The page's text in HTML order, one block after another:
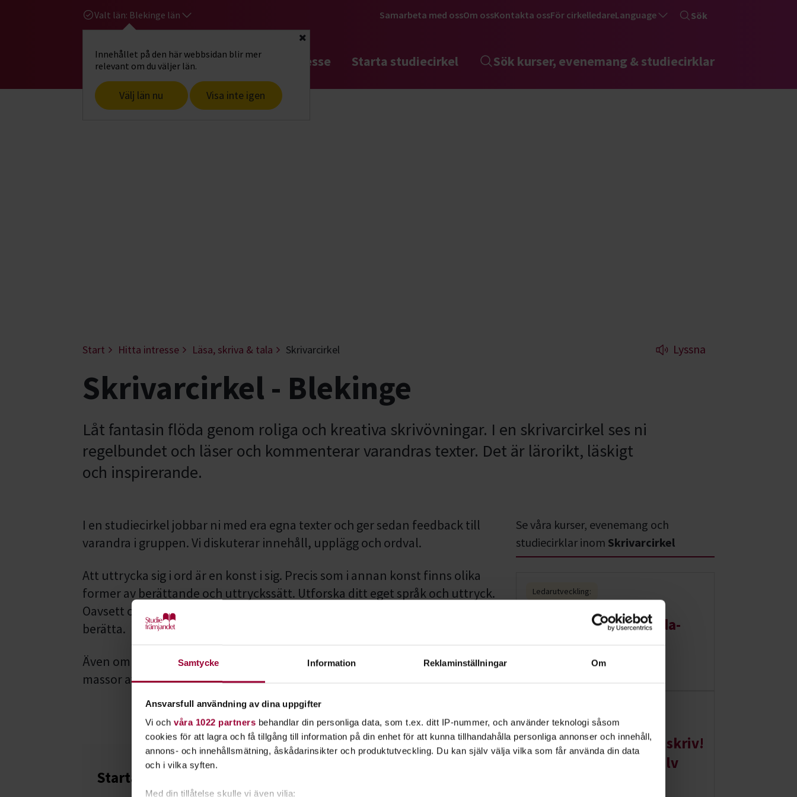
Samtycke Information Reklaminställningar Om
Ansvarsfull användning av dina uppgifter
Vi och våra 1022 partners behandlar din personliga data, som t.ex. ditt IP-nummer, och använder teknologi såsom
cookies för att lagra och få tillgång till information på din enhet för att kunna tillhandahålla personliga annonser och innehåll,
annons- och innehållsmätning, åskådarinsikter och produktutveckling. Du kan själv välja vilka som får använda din data
och i vilka syften.
Med din tillåtelse skulle vi även vilja:
Valt län: Blekinge län
Innehållet på den här webbsidan blir mer
relevant om du väljer län.
Välj län nu Visa inte igen
Stäng
Samarbeta med ossOm ossKontakta ossFör cirkelledareLanguage Sök
Gå till studiefrämjandets startsidaHitta intresse Starta studiecirkel Sök kurser, evenemang & studiecirklar
Start Hitta intresse Läsa, skriva & tala Skrivarcirkel Lyssna
Skrivarcirkel - Blekinge
Låt fantasin flöda genom roliga och kreativa skrivövningar. I en skrivarcirkel ses ni
regelbundet och läser och kommenterar varandras texter. Det är lärorikt, läskigt
och inspirerande.
I en studiecirkel jobbar ni med era egna texter och ger sedan feedback till
varandra i gruppen. Vi diskuterar innehåll, upplägg och ordval.
Att uttrycka sig i ord är en konst i sig. Precis som i annan konst finns olika
former av berättande och uttryckssätt. Utforska ditt eget språk och uttryck.
Oavsett om det gäller fiktion eller biografi tror vi att alla en historia att
berätta.
Även om du skrivit mycket tidigare, ger våra kurser och studiecirklar dig
massor av ny kreativ energi.
Starta en studiecirkel!
Se våra kurser, evenemang och
studiecirklar inom Skrivarcirkel
Ledarutveckling:
Ledarutbildning i Orda-
metoden (digital)
PROVA PÅ Skriv skriv skriv!
– Ge dig tid till dig själv